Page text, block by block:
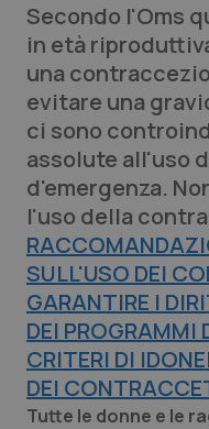
QS Pro
Professionisti
Abruzzo
Basilicata
Calabria
Campania
Emilia-Romagna
QS Pro Gold
Artrite & artrosi
Asma & BPCO
Car-T
Colesterolo &
QS Club
Secondo l'Oms
in età
una
evitare una
ci sono
assolute all'uso
d'emergenza.
l'uso della
SULL'USO DEI
GARANTIRE I
DEI
CRITERI DI
DEI
Tutte le donne e le